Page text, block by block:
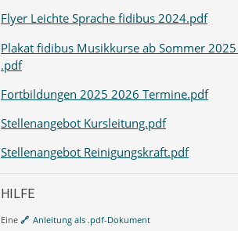
Flyer Leichte Sprache fidibus 2024.pdf
Plakat fidibus Musikkurse ab Sommer
.pdf
Fortbildungen 2025 2026 Termine.pdf
Stellenangebot Kursleitung.pdf
Stellenangebot Reinigungskraft.pdf
HILFE
Eine Anleitung als .pdf-Dokument